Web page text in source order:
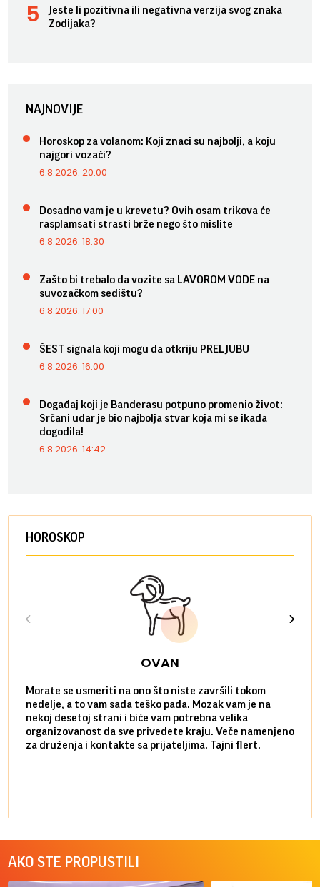
Jeste li pozitivna ili negativna verzija svog znaka
Zodijaka?
NAJNOVIJE
Horoskop za volanom: Koji znaci su najbolji, a koju
najgori vozači?
6.8.2026. 20:00
Dosadno vam je u krevetu? Ovih osam trikova će
rasplamsati strasti brže nego što mislite
6.8.2026. 18:30
Zašto bi trebalo da vozite sa LAVOROM VODE na
suvozačkom sedištu?
6.8.2026. 17:00
ŠEST signala koji mogu da otkriju PRELJUBU
6.8.2026. 16:00
Događaj koji je Banderasu potpuno promenio život:
Srčani udar je bio najbolja stvar koja mi se ikada
dogodila!
6.8.2026. 14:42
HOROSKOP
OVAN
Morate se usmeriti na ono što niste završili tokom
nedelje, a to vam sada teško pada. Mozak vam je na
nekoj desetoj strani i biće vam potrebna velika
organizovanost da sve privedete kraju. Veče namenjeno
za druženja i kontakte sa prijateljima. Tajni flert.
AKO STE PROPUSTILI